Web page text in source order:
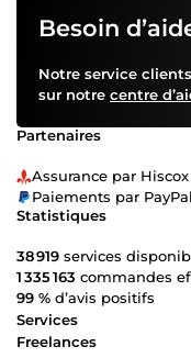
Besoin
Notre service
sur notre centre
Partenaires
Assurance par Hiscox
Paiements par
Statistiques
38 919 services
1 335 163 commandes
99 % d’avis positifs
Services
Freelances